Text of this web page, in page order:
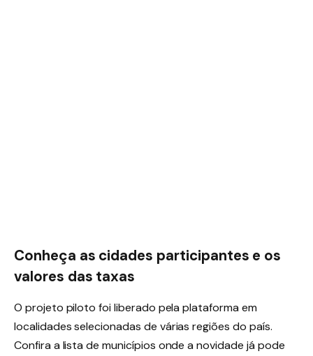
Conheça as cidades participantes e os
valores das taxas
O projeto piloto foi liberado pela plataforma em
localidades selecionadas de várias regiões do país.
Confira a lista de municípios onde a novidade já pode